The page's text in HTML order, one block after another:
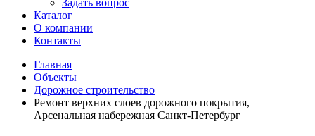
Задать вопрос
Каталог
О компании
Контакты
Главная
Объекты
Дорожное строительство
Ремонт верхних слоев дорожного покрытия,
Арсенальная набережная Санкт-Петербург